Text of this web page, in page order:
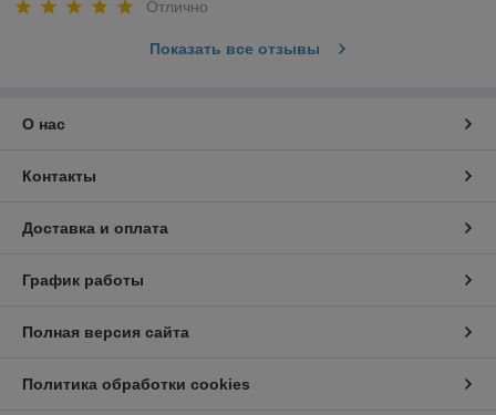
Отлично
Показать все отзывы
О нас
Контакты
Доставка и оплата
График работы
Полная версия сайта
Политика обработки cookies